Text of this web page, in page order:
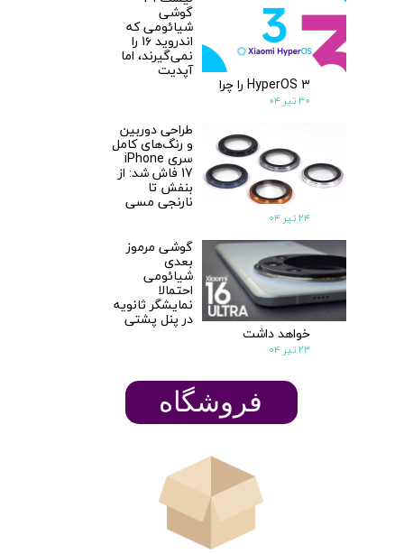
★
​​​​فروشگاه
گوشی
شیائومی که
اندروید ۱۶ را
نمی‌گیرند، اما
آپدیت
HyperOS 3 را چرا
۳۰ تیر ۰۴
طراحی دوربین
و رنگ‌های کامل
سری iPhone
17 فاش شد: از
بنفش تا
نارنجی مسی
۲۴ تیر ۰۴
گوشی مرموز
بعدی
شیائومی
احتمالا
نمایشگر ثانویه
در پنل پشتی
خواهد داشت
۲۳ تیر ۰۴